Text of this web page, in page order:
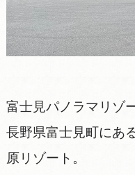
富士見パノラマリゾ
長野県富士見町にあ
原リゾート。